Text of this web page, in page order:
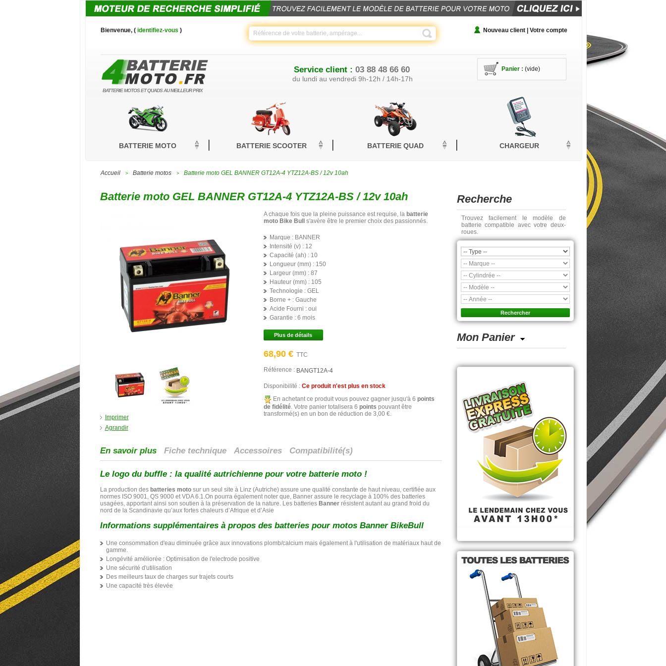
BATTERIE MOTOS ET QUADS AU MEILLEUR PRIX
Service client : 03 88 48 66 60
du lundi au vendredi 9h-12h / 14h-17h
Bienvenue, ( identifiez-vous ) Nouveau client | Votre compte
Panier : (vide)
BATTERIE MOTO BATTERIE SCOOTER BATTERIE QUAD CHARGEUR
Accueil > Batterie motos > Batterie moto GEL BANNER GT12A-4 YTZ12A-BS / 12v 10ah
Batterie moto GEL BANNER GT12A-4 YTZ12A-BS / 12v 10ah
Imprimer
Agrandir
A chaque fois que la pleine puissance est requise, la batterie
moto Bike Bull
s'avère être le premier choix des passionnés.
Marque :BANNER
Intensité (v) :12
Capacité (ah) :10
Longueur (mm) :150
Largeur (mm) :87
Hauteur (mm) :105
Technologie :GEL
Borne + : Gauche
Acide Fourni :oui
Garantie :6 mois
Plus de détails
68,90 € TTC
Référence : BANGT12A-4
Disponibilité : Ce produit n'est plus en stock
En achetant ce produit vous pouvez gagner jusqu'à 6 points
de fidélité. Votre panier totalisera 6 points pouvant être
transformé(s) en un bon de réduction de 3,00 €.
En savoir plus Fiche technique Accessoires Compatibilité(s)
Le logo du buffle : la qualité autrichienne pour votre batterie moto !
La production des batteries motosur un seul site à Linz (Autriche) assure une qualité constante de haut niveau, certifiée aux
normes ISO 9001, QS 9000 et VDA 6.1.On pourra également noter que, Banner assure le recyclage à 100% des batteries
usagées, apportant ainsi son soutien à la préservation de la nature. Les batteries Bannerrésistent autant au grand froid du
nord de la Scandinavie qu’aux fortes chaleurs d’Afrique et d’Asie
Informations supplémentaires à propos des batteries pour motos Banner BikeBull
Une consommation d'eau diminuée grâce aux innovations plomb/calcium mais également à l'utilisation de matériaux haut de
gamme.
Longévité améliorée : Optimisation de l'electrode positive
Une sécurité d'utilisation
Des meilleurs taux de charges sur trajets courts
Une capacité très élevée
Recherche
Trouvez facilement le modèle de
batterie compatible avec votre deux-
roues.
Mon Panier